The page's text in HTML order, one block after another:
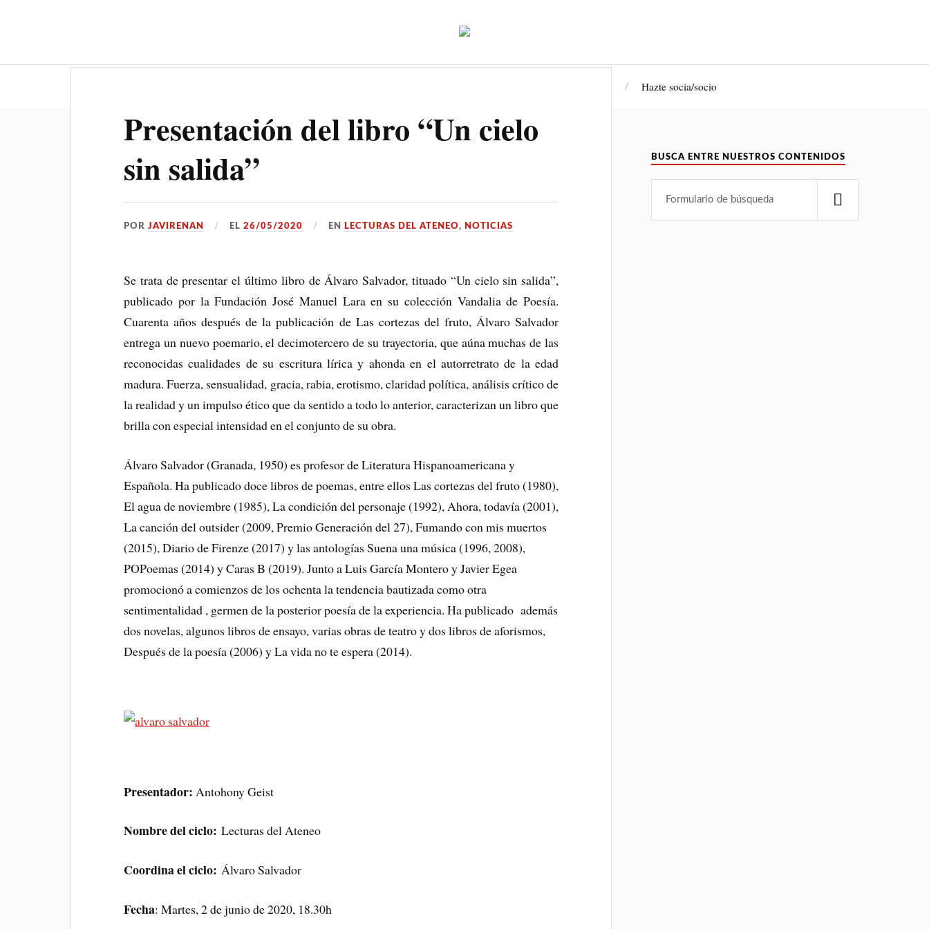
Hazte socia/socio
Presentación del libro “Un cielo
sin salida”
PORJAVIRENAN EL26/05/2020 EN LECTURAS DEL ATENEO, NOTICIAS
Se trata de presentar el último libro de Álvaro Salvador, tituado “Un cielo sin salida”,
publicado por la Fundación José Manuel Lara en su colección Vandalia de Poesía.
Cuarenta años después de la publicación de Las cortezas del fruto, Álvaro Salvador
entrega un nuevo poemario, el decimotercero de su trayectoria, que aúna muchas de las
reconocidas cualidades de su escritura lírica y ahonda en el autorretrato de la edad
madura. Fuerza, sensualidad, gracia, rabia, erotismo, claridad política, análisis crítico de
la realidad y un impulso ético que da sentido a todo lo anterior, caracterizan un libro que
brilla con especial intensidad en el conjunto de su obra.
Álvaro Salvador (Granada, 1950) es profesor de Literatura Hispanoamericana y
Española. Ha publicado doce libros de poemas, entre ellos Las cortezas del fruto (1980),
El agua de noviembre (1985), La condición del personaje (1992), Ahora, todavía (2001),
La canción del outsider (2009, Premio Generación del 27), Fumando con mis muertos
(2015), Diario de Firenze (2017) y las antologías Suena una música (1996, 2008),
POPoemas (2014) y Caras B (2019). Junto a Luis García Montero y Javier Egea
promocionó a comienzos de los ochenta la tendencia bautizada como otra
sentimentalidad , germen de la posterior poesía de la experiencia. Ha publicado además
dos novelas, algunos libros de ensayo, varias obras de teatro y dos libros de aforismos,
Después de la poesía (2006) y La vida no te espera (2014).
Presentador: Antohony Geist
Nombre del ciclo: Lecturas del Ateneo
Coordina el ciclo: Álvaro Salvador
Fecha: Martes, 2 de junio de 2020, 18.30h
BUSCA ENTRE NUESTROS CONTENIDOS